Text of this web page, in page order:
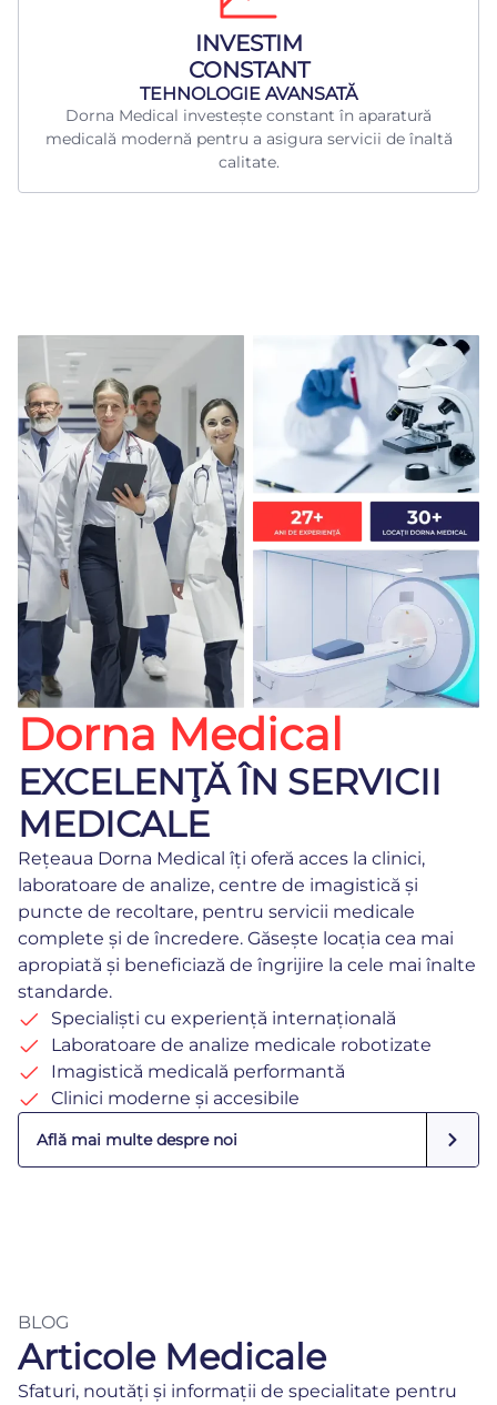
INVESTIM
CONSTANT
TEHNOLOGIE AVANSATĂ
Dorna Medical investește constant în aparatură
medicală modernă pentru a asigura servicii de înaltă
calitate.
Dorna Medical
EXCELENŢĂ ÎN SERVICII
MEDICALE
Rețeaua Dorna Medical îți oferă acces la clinici,
laboratoare de analize, centre de imagistică și
puncte de recoltare, pentru servicii medicale
complete și de încredere. Găsește locația cea mai
apropiată și beneficiază de îngrijire la cele mai înalte
standarde.
Specialiști cu experiență internațională
Laboratoare de analize medicale robotizate
Imagistică medicală performantă
Clinici moderne și accesibile
Află mai multe despre noi
BLOG
Articole Medicale
Sfaturi, noutăți și informații de specialitate pentru